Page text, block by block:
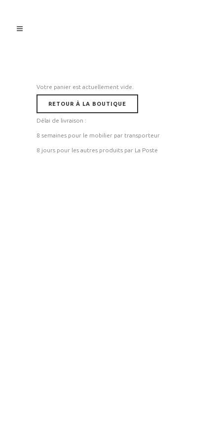
Votre panier est actuellement vide.
RETOUR À LA BOUTIQUE
Délai de livraison :
8 semaines pour le mobilier par transporteur
8 jours pour les autres produits par La Poste